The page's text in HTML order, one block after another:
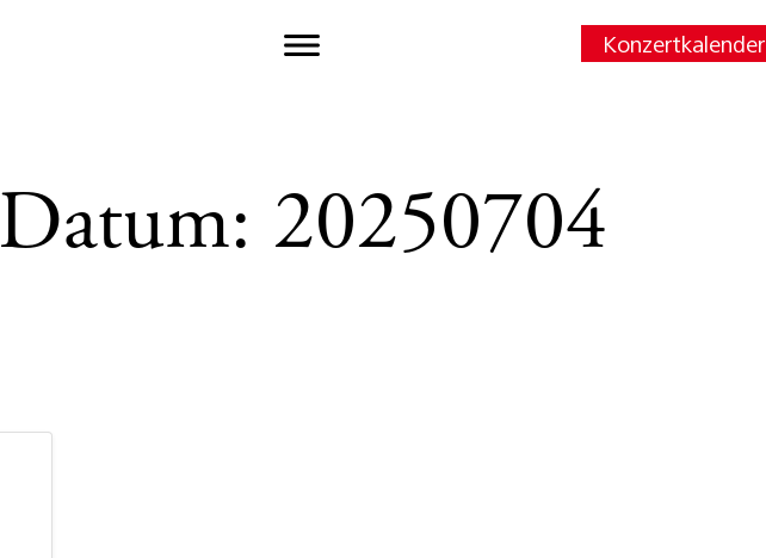
Konzertkalender
Datum: 20250704